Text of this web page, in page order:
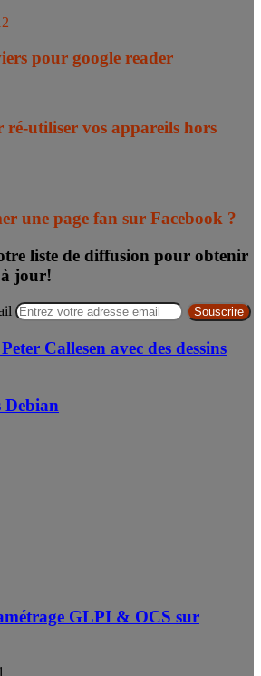
pour google reader
utiliser vos appareils hors
une page fan sur Facebook ?
liste de diffusion pour obtenir
à jour!
Callesen avec des dessins
Debian
GLPI & OCS sur